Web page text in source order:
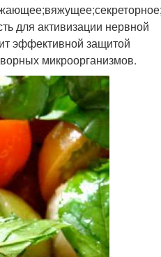
для активизации нервной
эффективной защитой
микроорганизмов.